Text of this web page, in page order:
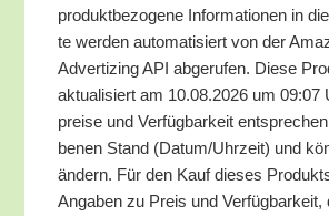
pro­dukt­be­zo­ge­ne Infor­ma­tio­nen in
te wer­den auto­ma­ti­siert von der
Adver­tiz­ing API abge­ru­fen. Die­se
aktua­li­siert am 10.08.2026 um
prei­se und Ver­füg­bar­keit
be­nen Stand (Datum/​Uhrzeit) und
ändern. Für den Kauf die­ses
Anga­ben zu Preis und